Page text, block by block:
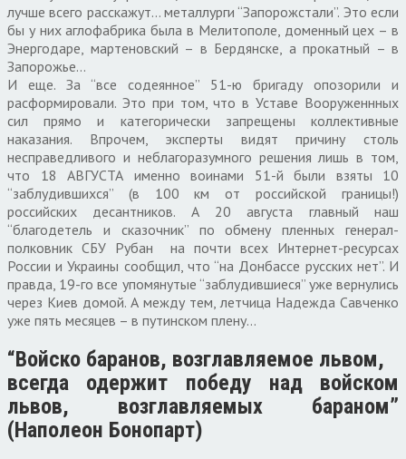
лучше всего расскажут… металлурги “Запорожстали”. Это если
бы у них аглофабрика была в Мелитополе, доменный цех – в
Энергодаре, мартеновский – в Бердянске, а прокатный – в
Запорожье…
И еще. За “все содеянное” 51-ю бригаду опозорили и
расформировали. Это при том, что в Уставе Вооруженнных
сил прямо и категорически запрещены коллективные
наказания. Впрочем, эксперты видят причину столь
несправедливого и неблагоразумного решения лишь в том,
что 18 АВГУСТА именно воинами 51-й были взяты 10
“заблудившихся” (в 100 км от российской границы!)
российских десантников. А 20 августа главный наш
“благодетель и сказочник” по обмену пленных генерал-
полковник СБУ Рубан на почти всех Интернет-ресурсах
России и Украины сообщил, что “на Донбассе русских нет”. И
правда, 19-го все упомянутые “заблудившиеся” уже вернулись
через Киев домой. А между тем, летчица Надежда Савченко
уже пять месяцев – в путинском плену…
“Войско баранов, возглавляемое львом,
всегда одержит победу над войском
львов, возглавляемых бараном”
(Наполеон Бонопарт)